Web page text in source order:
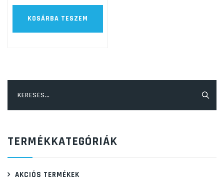
KOSÁRBA TESZEM
TERMÉKKATEGÓRIÁK
AKCIÓS TERMÉKEK